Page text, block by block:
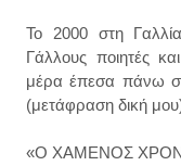
Το 2000 στη
Γάλλους ποιητές
μέρα έπεσα πάνω
(μετάφραση δική
«Ο ΧΑΜΕΝΟΣ